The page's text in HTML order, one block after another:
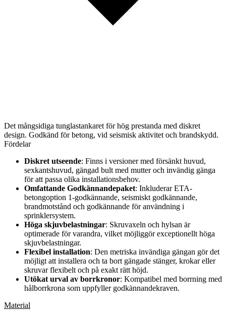
Det mångsidiga tunglastankaret för hög prestanda med diskret
design. Godkänd för betong, vid seismisk aktivitet och brandskydd.
Fördelar
Diskret utseende: Finns i versioner med försänkt huvud,
sexkantshuvud, gängad bult med mutter och invändig gänga
för att passa olika installationsbehov.
Omfattande Godkännandepaket: Inkluderar ETA-
betongoption 1-godkännande, seismiskt godkännande,
brandmotstånd och godkännande för användning i
sprinklersystem.
Höga skjuvbelastningar: Skruvaxeln och hylsan är
optimerade för varandra, vilket möjliggör exceptionellt höga
skjuvbelastningar.
Flexibel installation: Den metriska invändiga gängan gör det
möjligt att installera och ta bort gängade stänger, krokar eller
skruvar flexibelt och på exakt rätt höjd.
Utökat urval av borrkronor: Kompatibel med borrning med
hålborrkrona som uppfyller godkännandekraven.
Material